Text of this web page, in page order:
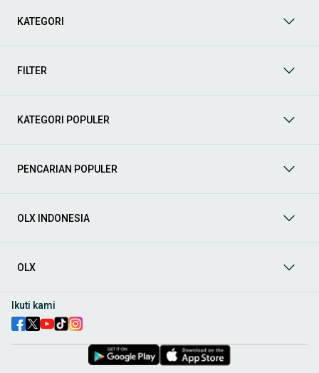
mobil bekas Anda berjalan lancar, efisien, dan menyenangkan.
berbagai jenis mobil baru maupun bekas dengan kondisi
Aksesoris Mobil: Lengkapi tampilan dan fungsionalitas mobil
aksesoris interior seperti sarung jok dan karpet, hingga
berbagai pilihan
, speaker, amplifier, subwoofer,
ingin meningkatkan kualitas suara dalam kabin
Spare Part Mobil
part mobiloriginal dan berkualitas dari OLX! Temukan
berbagai komponen penting mulai dari filter oli, kampas rem,
KATEGORI
FILTER
KATEGORI POPULER
PENCARIAN POPULER
OLX INDONESIA
OLX
Ikuti kami